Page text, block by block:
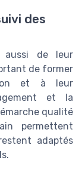
des
aussi de leur
de former
et à leur
et la
qualité
permettent
adaptés